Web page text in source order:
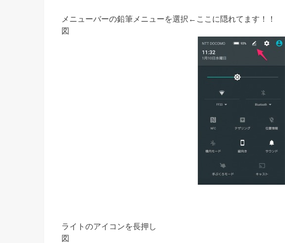
メニューバーの鉛筆メニューを選択←ここに隠れてます！！
図
ライトのアイコンを長押し
図